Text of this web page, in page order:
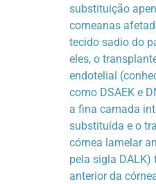
substituição
corneanas
tecido sadio do
eles, o
endotelial
como DSAEK e
a fina camada
substituída e o
córnea lamelar
pela sigla DALK)
anterior da